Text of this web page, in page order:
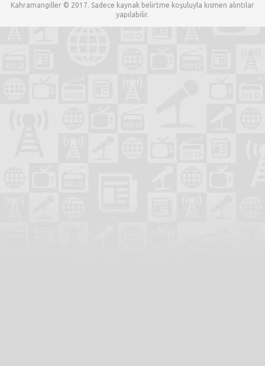
Kahramangiller © 2017. Sadece kaynak belirtme koşuluyla kısmen alıntılar
yapılabilir.